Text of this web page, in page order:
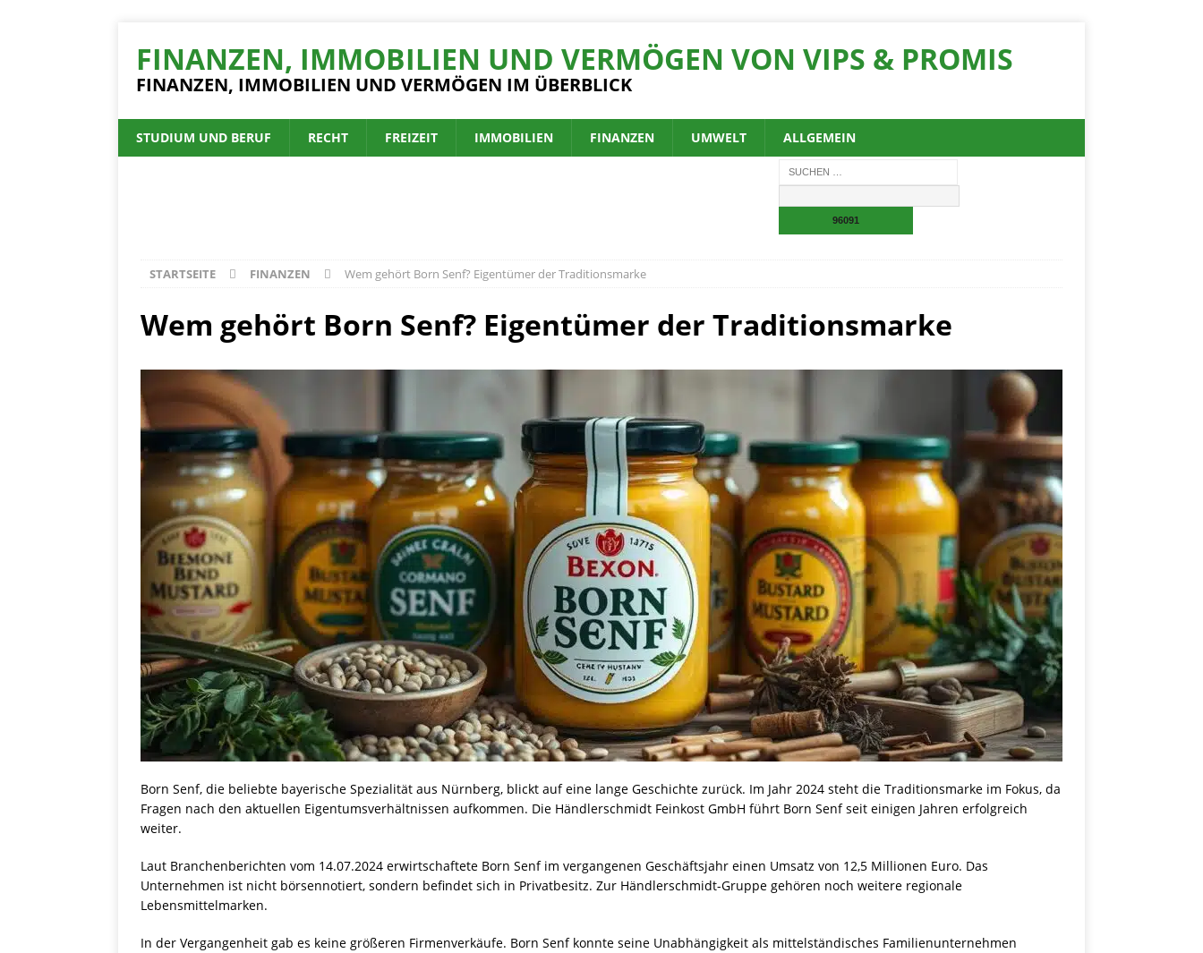
FINANZEN, IMMOBILIEN UND VERMÖGEN VON VIPS & PROMIS
FINANZEN, IMMOBILIEN UND VERMÖGEN IM ÜBERBLICK
STUDIUM UND BERUF RECHT FREIZEIT IMMOBILIEN FINANZEN UMWELT ALLGEMEIN
STARTSEITE FINANZEN Wem gehört Born Senf? Eigentümer der Traditionsmarke
Wem gehört Born Senf? Eigentümer der Traditionsmarke
Born Senf, die beliebte bayerische Spezialität aus Nürnberg, blickt auf eine lange Geschichte zurück. Im Jahr 2024 steht die Traditionsmarke im Fokus, da
Fragen nach den aktuellen Eigentumsverhältnissen aufkommen. Die Händlerschmidt Feinkost GmbH führt Born Senf seit einigen Jahren erfolgreich
weiter.
Laut Branchenberichten vom 14.07.2024 erwirtschaftete Born Senf im vergangenen Geschäftsjahr einen Umsatz von 12,5 Millionen Euro. Das
Unternehmen ist nicht börsennotiert, sondern befindet sich in Privatbesitz. Zur Händlerschmidt-Gruppe gehören noch weitere regionale
Lebensmittelmarken.
In der Vergangenheit gab es keine größeren Firmenverkäufe. Born Senf konnte seine Unabhängigkeit als mittelständisches Familienunternehmen